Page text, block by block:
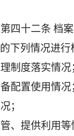
四十二条 档
下列情况进行
制度落实情况
配置使用情况
；
、提供利用